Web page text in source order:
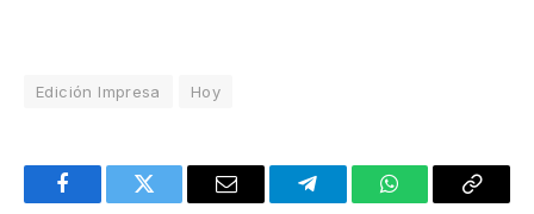
Edición Impresa Hoy
FacebookTwitter Email TelegramWhatsAppCopy